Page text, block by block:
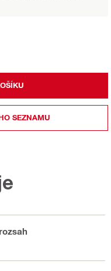
SEZNAMU